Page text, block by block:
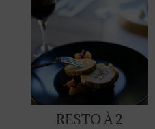
RESTO À 2